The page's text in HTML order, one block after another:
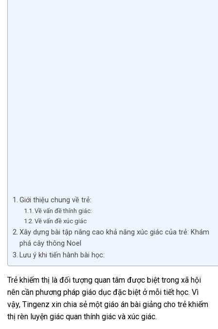
Giới thiệu chung về trẻ:
Về vấn đề thính giác:
Về vấn đề xúc giác
Xây dựng bài tập nâng cao khả năng xúc giác của trẻ: Khám
phá cây thông Noel
Lưu ý khi tiến hành bài học:
Trẻ khiếm thị là đối tượng quan tâm được biệt trong xã hội
nên cần phương pháp giáo dục đặc biệt ở mỗi tiết học. Vì
vậy, Tingenz xin chia sẻ một giáo án bài giảng cho trẻ khiếm
thị rèn luyện giác quan thính giác và xúc giác.